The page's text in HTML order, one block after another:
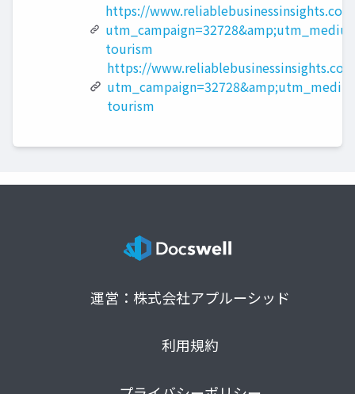
https://
tourism
https://
tourism
運営：株式会社アプルーシッド
利用規約